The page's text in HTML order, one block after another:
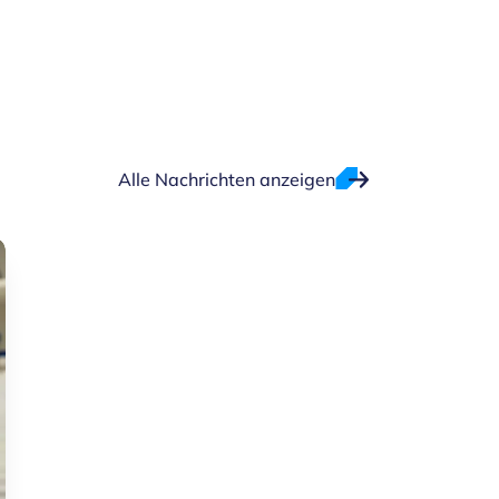
Alle Nachrichten anzeigen